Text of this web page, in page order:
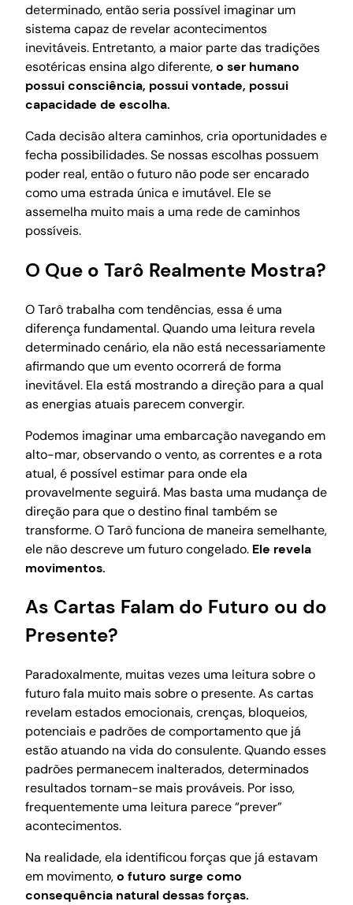
determinado, então seria possível imaginar um
sistema capaz de revelar acontecimentos
inevitáveis. Entretanto, a maior parte das tradições
esotéricas ensina algo diferente,o ser humano
possui consciência, possui vontade, possui
capacidade de escolha.
Cada decisão altera caminhos, cria oportunidades e
fecha possibilidades. Se nossas escolhas possuem
poder real, então o futuro não pode ser encarado
como uma estrada única e imutável. Ele se
assemelha muito mais a uma rede de caminhos
possíveis.
O Que o Tarô Realmente Mostra?
O Tarô trabalha com tendências, essa é uma
diferença fundamental. Quando uma leitura revela
determinado cenário, ela não está necessariamente
afirmando que um evento ocorrerá de forma
inevitável. Ela está mostrando a direção para a qual
as energias atuais parecem convergir.
Podemos imaginar uma embarcação navegando em
alto-mar, observando o vento, as correntes e a rota
atual, é possível estimar para onde ela
provavelmente seguirá. Mas basta uma mudança de
direção para que o destino final também se
transforme. O Tarô funciona de maneira semelhante,
ele não descreve um futuro congelado. Ele revela
movimentos.
As Cartas Falam do Futuro ou do
Presente?
Paradoxalmente, muitas vezes uma leitura sobre o
futuro fala muito mais sobre o presente. As cartas
revelam estados emocionais, crenças, bloqueios,
potenciais e padrões de comportamento que já
estão atuando na vida do consulente. Quando esses
padrões permanecem inalterados, determinados
resultados tornam-se mais prováveis. Por isso,
frequentemente uma leitura parece “prever”
acontecimentos.
Na realidade, ela identificou forças que já estavam
em movimento,o futuro surge como
consequência natural dessas forças.